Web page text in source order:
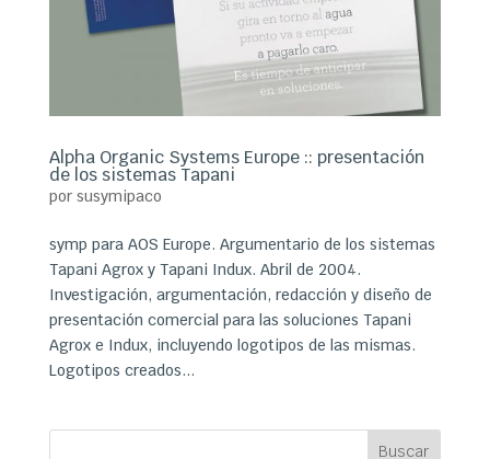
Alpha Organic Systems Europe :: presentación
de los sistemas Tapani
por susymipaco
symp para AOS Europe. Argumentario de los sistemas
Tapani Agrox y Tapani Indux. Abril de 2004.
Investigación, argumentación, redacción y diseño de
presentación comercial para las soluciones Tapani
Agrox e Indux, incluyendo logotipos de las mismas.
Logotipos creados...